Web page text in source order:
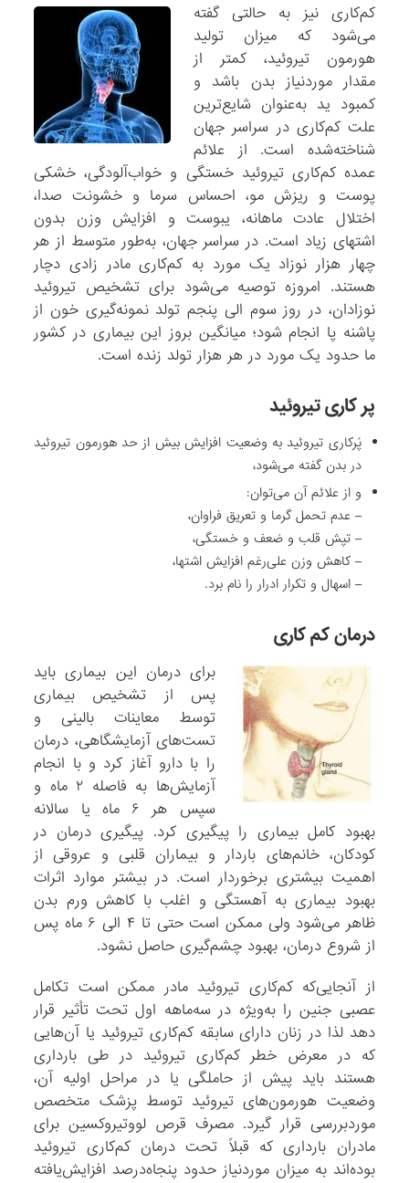
کم‌کاری نیز به حالتی گفته
می‌شود که میزان تولید
هورمون تیروئید، کمتر از
مقدار موردنیاز بدن باشد و
کمبود ید به‌عنوان شایع‌ترین
علت کم‌کاری در سراسر جهان
شناخته‌شده است. از علائم
عمده کم‌کاری تیروئید خستگی و خواب‌آلودگی، خشکی
پوست و ریزش مو، احساس سرما و خشونت صدا،
اختلال عادت ماهانه، یبوست و افزایش وزن بدون
اشتهای زیاد است. در سراسر جهان، به‌طور متوسط از هر
چهار هزار نوزاد یک مورد به کم‌کاری مادر زادی دچار
هستند. امروزه توصیه می‌شود برای تشخیص تیروئید
نوزادان، در روز سوم الی پنجم تولد نمونه‌گیری خون از
پاشنه پا انجام شود؛ میانگین بروز این بیماری در کشور
ما حدود یک مورد در هر هزار تولد زنده است.
پر کاری تیروئید
پُرکاری تیروئید به وضعیت افزایش بیش‌ از حد هورمون تیروئید
در بدن گفته می‌شود،
و از علائم آن می‌توان:
– عدم تحمل گرما و تعریق فراوان،
– تپش قلب و ضعف و خستگی،
– کاهش وزن علی‌رغم افزایش اشتها،
– اسهال و تکرار ادرار را نام برد.
درمان کم کاری
برای درمان این بیماری باید
پس از تشخیص بیماری
توسط معاینات بالینی و
تست‌های آزمایشگاهی، درمان
را با دارو آغاز کرد و با انجام
آزمایش‌ها به فاصله ۲ ماه و
سپس هر ۶ ماه یا سالانه
بهبود کامل بیماری را پیگیری کرد. پیگیری درمان در
کودکان، خانم‌های باردار و بیماران قلبی و عروقی از
اهمیت بیشتری برخوردار است. در بیشتر موارد اثرات
بهبود بیماری به آهستگی و اغلب با کاهش ورم بدن
ظاهر می‌شود ولی ممکن است حتی تا ۴ الی ۶ ماه پس
از شروع درمان، بهبود چشم‌گیری حاصل نشود.
از آنجایی‌که کم‌کاری تیروئید مادر ممکن است تکامل
عصبی جنین را به‌ویژه در سه‌ماهه اول تحت تأثیر قرار
دهد لذا در زنان دارای سابقه کم‌کاری تیروئید یا آن‌هایی
که در معرض خطر کم‌کاری تیروئید در طی بارداری
هستند باید پیش از حاملگی یا در مراحل اولیه آن،
وضعیت هورمون‌های تیروئید توسط پزشک متخصص
موردبررسی قرار گیرد. مصرف قرص لووتیروکسین برای
مادران بارداری که قبلاً تحت درمان کم‌کاری تیروئید
بوده‌اند به میزان موردنیاز حدود پنجاه‌درصد افزایش‌یافته